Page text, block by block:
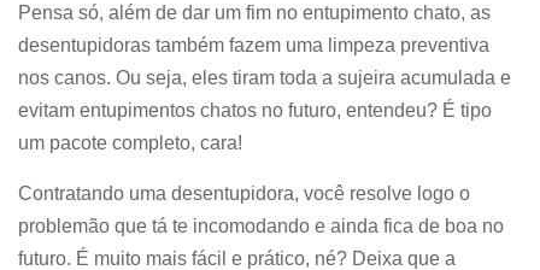
Pensa só, além de dar um fim no entupimento chato, as
desentupidoras também fazem uma limpeza preventiva
nos canos. Ou seja, eles tiram toda a sujeira acumulada e
evitam entupimentos chatos no futuro, entendeu? É tipo
um pacote completo, cara!
Contratando uma desentupidora, você resolve logo o
problemão que tá te incomodando e ainda fica de boa no
futuro. É muito mais fácil e prático, né? Deixa que a